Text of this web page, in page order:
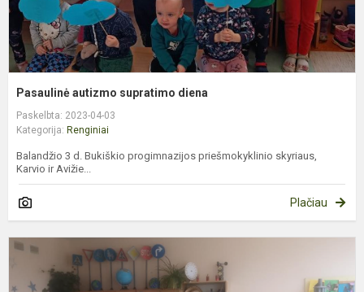
Pasaulinė autizmo supratimo diena
Paskelbta: 2023-04-03
Kategorija: Renginiai
Balandžio 3 d. Bukiškio progimnazijos priešmokyklinio skyriaus,
Karvio ir Avižie...
Plačiau